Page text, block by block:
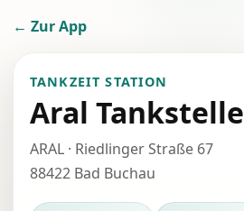
← Zur App
TANKZEIT STATION
Aral Tankstelle
ARAL · Riedlinger Straße 67
88422 Bad Buchau